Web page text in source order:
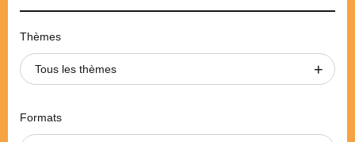
Thèmes
Tous les thèmes
Formats